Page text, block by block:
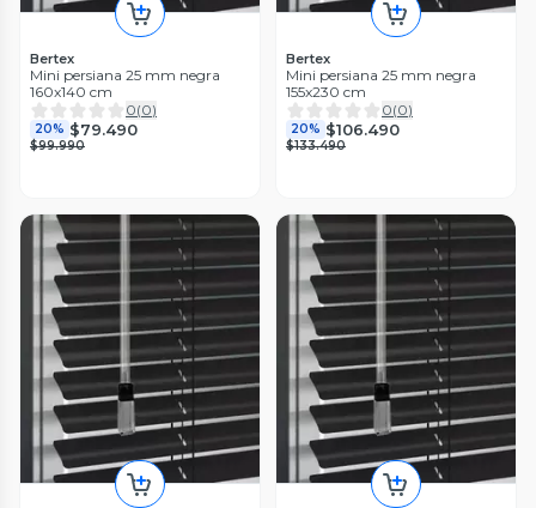
Bertex
Mini persiana 25 mm negra
160x140 cm
0(0)
20% $79.490
$99.990
Bertex
Mini persiana 25 mm negra
155x230 cm
0(0)
20% $106.490
$133.490